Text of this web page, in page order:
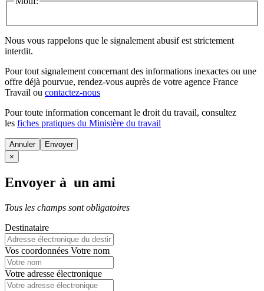
Nous vous rappelons que le signalement abusif est strictement
interdit.
Pour tout signalement concernant des informations inexactes ou une
offre déjà pourvue, rendez-vous auprès de votre agence France
Travail ou contactez-nous
Pour toute information concernant le droit du travail, consultez
les fiches pratiques du Ministère du travail
Annuler
×
Envoyer à un ami
Tous les champs sont obligatoires
Destinataire
Vos coordonnées Votre nom
Votre adresse électronique